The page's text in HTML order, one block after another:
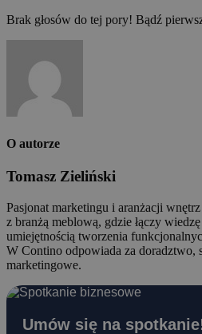
Brak głosów do tej pory! Bądź
O autorze
Tomasz Zieliński
Pasjonat marketingu i aranżacji
z branżą meblową, gdzie łączy
umiejętnością tworzenia
W Contino odpowiada za doradztwo,
marketingowe.
Umów się na